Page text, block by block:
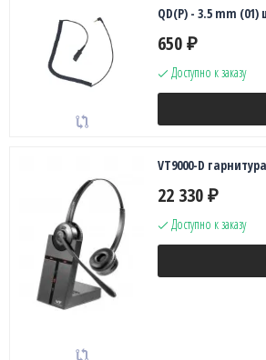
QD(P) - 3.5 mm
650 ₽
Доступно к заказу
VT9000-D
22 330 ₽
Доступно к заказу